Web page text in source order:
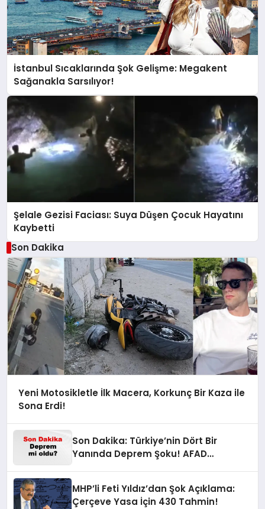
İstanbul Sıcaklarında Şok Gelişme: Megakent
Sağanakla Sarsılıyor!
Şelale Gezisi Faciası: Suya Düşen Çocuk Hayatını
Kaybetti
Son Dakika
Yeni Motosikletle İlk Macera, Korkunç Bir Kaza ile
Sona Erdi!
Son Dakika: Türkiye’nin Dört Bir
Yanında Deprem Şoku! AFAD
MHP’li Feti Yıldız’dan Şok Açıklama:
Çerçeve Yasa İçin 430 Tahmin!